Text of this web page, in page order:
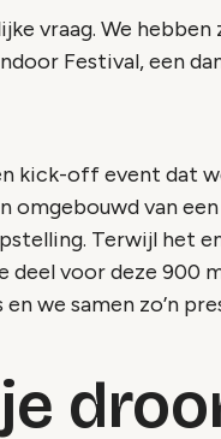
vraag. We
Festival, een
kick-off event dat
omgebouwd van
Terwijl het
deel voor deze 900
we samen zo’n